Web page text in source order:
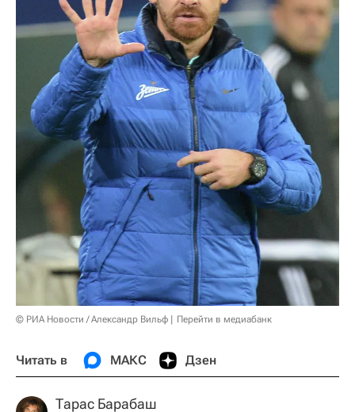
© РИА Новости / Александр Вильф Перейти в медиабанк
Читать в МАКС Дзен
Тарас Барабаш